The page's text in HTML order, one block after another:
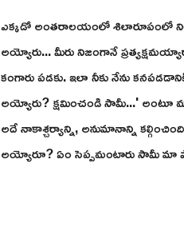
ఎక్కడో అంతరాలయంలో శిలారూపంలో
అయ్యోరు... మీరు నిజంగానే
కంగారు పడకు. ఇలా నీకు నేను
అయ్యోరు? క్షమించండి సామీ...' అంటూ
అదే నాకాశ్చర్యాన్ని, అనుమానాన్ని
అయ్యోరూ? ఏం సెప్పమంటారు సామీ మా